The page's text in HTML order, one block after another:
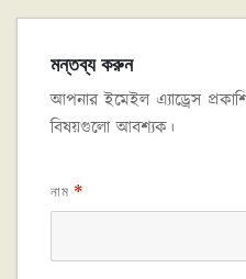
ok
মন্তব্য করুন
আপনার ইমেইল এ্যাড্রেস
বিষয়গুলো আবশ্যক।
নাম *